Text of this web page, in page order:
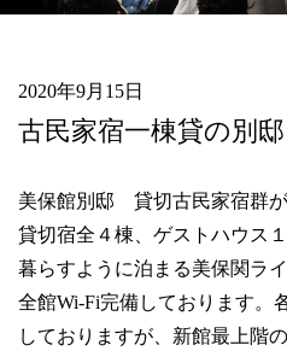
2020年9月15日
古民家宿一棟貸の別
美保館別邸 貸切古民家宿群が
貸切宿全４棟、ゲストハウス
暮らすように泊まる美保関ラ
全館Wi-Fi完備しております。
しておりますが、新館最上階